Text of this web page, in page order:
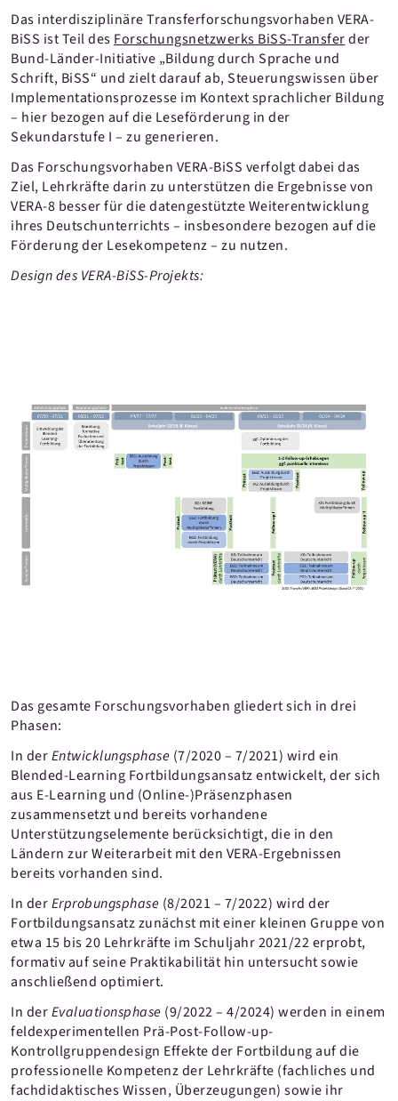
Das interdisziplinäre Transferforschungsvorhaben VERA-
BiSS ist Teil des Forschungsnetzwerks BiSS-Transferder
Bund-Länder-Initiative „Bildung durch Sprache und
Schrift, BiSS“ und zielt darauf ab, Steuerungswissen über
Implementationsprozesse im Kontext sprachlicher Bildung
– hier bezogen auf die Leseförderung in der
Sekundarstufe I – zu generieren.
Das Forschungsvorhaben VERA-BiSS verfolgt dabei das
Ziel, Lehrkräfte darin zu unterstützen die Ergebnisse von
VERA-8 besser für die datengestützte Weiterentwicklung
ihres Deutschunterrichts – insbesondere bezogen auf die
Förderung der Lesekompetenz – zu nutzen.
Design des VERA-BiSS-Projekts:
Das gesamte Forschungsvorhaben gliedert sich in drei
Phasen:
In derEntwicklungsphase (7/2020 – 7/2021) wird ein
Blended-Learning Fortbildungsansatz entwickelt, der sich
aus E-Learning und (Online-)Präsenzphasen
zusammensetzt und bereits vorhandene
Unterstützungselemente berücksichtigt, die in den
Ländern zur Weiterarbeit mit den VERA-Ergebnissen
bereits vorhanden sind.
In derErprobungsphase (8/2021 – 7/2022) wird der
Fortbildungsansatz zunächst mit einer kleinen Gruppe von
etwa 15 bis 20 Lehrkräfte im Schuljahr 2021/22 erprobt,
formativ auf seine Praktikabilität hin untersucht sowie
anschließend optimiert.
In derEvaluationsphase (9/2022 – 4/2024) werden in einem
feldexperimentellen Prä-Post-Follow-up-
Kontrollgruppendesign Effekte der Fortbildung auf die
professionelle Kompetenz der Lehrkräfte (fachliches und
fachdidaktisches Wissen, Überzeugungen) sowie ihr